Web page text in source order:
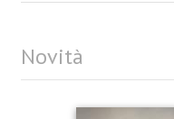
Novità